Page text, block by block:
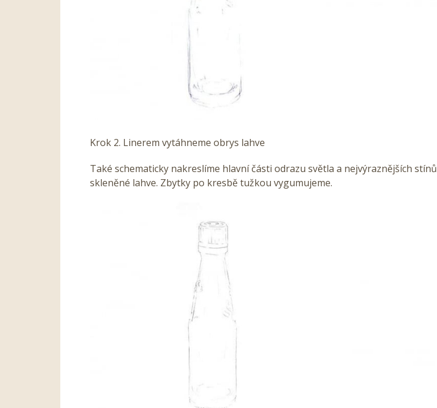
Krok 2. Linerem vytáhneme obrys lahve
Také schematicky nakreslíme hlavní části odrazu světla a nejvýraznějších stínů
skleněné lahve. Zbytky po kresbě tužkou vygumujeme.